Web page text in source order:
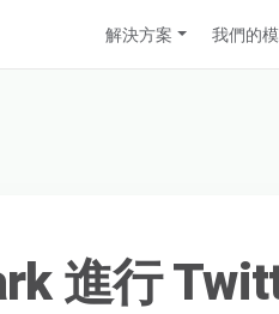
解決方案 我們的
進行